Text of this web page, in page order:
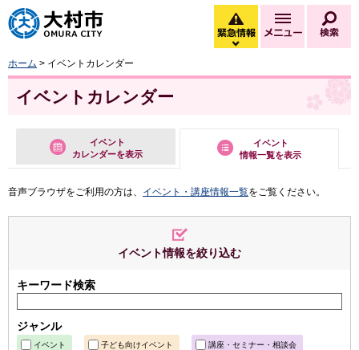
大村市
緊急情報
緊急情報を開く
メニュー
ホーム > イベントカレンダー
イベントカレンダー
イベント
カレンダーを表示
イベント
情報一覧を表示
音声ブラウザをご利用の方は、 イベント・講座情報一覧をご覧ください。
イベント情報を絞り込む
キーワード検索
ジャンル
イベント 子ども向けイベント 講座・セミナー・相談会